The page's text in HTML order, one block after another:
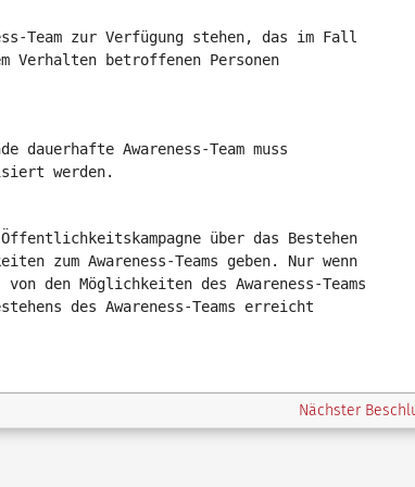
Team zur Verfügung stehen, das im Fall
Verhalten betroffenen Personen
dauerhafte Awareness-Team muss
werden.
über das Bestehen
zum Awareness-Teams geben. Nur wenn
den Möglichkeiten des Awareness-Teams
des Awareness-Teams erreicht
Nächster